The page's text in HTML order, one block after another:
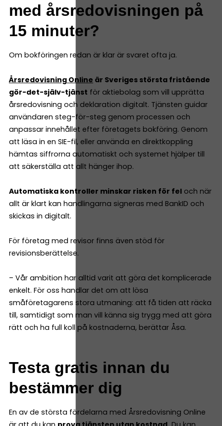
med årsredovisningen på
15 minuter?
Om bokföringen redan är klar är svaret ofta ja.
Årsredovisning Online är Sveriges största fristående
gör-det-själv-tjänst för aktiebolag som vill upprätta
årsredovisning och deklaration digitalt. Tjänsten guidar
användaren steg-för-steg genom processen och
anpassar innehållet efter företagets bokföring. Genom
att läsa in en SIE-fil, eller använda en direktkoppling
hämtas siffrorna automatiskt och systemet hjälper till
att säkerställa att allt hänger ihop.
Automatiska kontroller minskar risken för fel och när
allt är klart kan handlingarna signeras med BankID och
skickas in digitalt.
För företag med revisor finns även stöd för
revisionsberättelse.
– Vår ambition har alltid varit att göra det komplicerade
enkelt. För oss handlar det om att lösa
småföretagarens stora utmaning: att få tiden att räcka
till, samtidigt som man vill känna sig trygg med att göra
rätt och ha full koll på kostnaderna, berättar Åsa.
Testa gratis innan du
bestämmer dig
En av de största fördelarna med Årsredovisning Online